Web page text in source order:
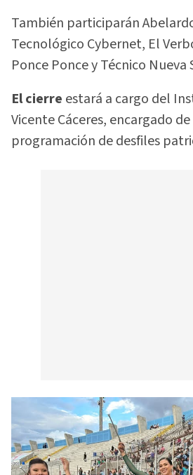
También participarán
Tecnológico Cybernet, El
Ponce Ponce y Técnico Nueva
El cierre estará a cargo del
Vicente Cáceres, encargado de
programación de desfiles